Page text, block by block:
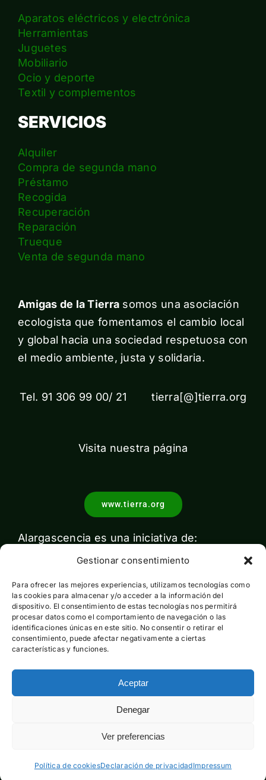
Gestionar consentimiento
Para ofrecer las mejores experiencias, utilizamos tecnologías como
las cookies para almacenar y/o acceder a la información del
dispositivo. El consentimiento de estas tecnologías nos permitirá
procesar datos como el comportamiento de navegación o las
identificaciones únicas en este sitio. No consentir o retirar el
consentimiento, puede afectar negativamente a ciertas
características y funciones.
Aceptar
Denegar
Ver preferencias
Política de cookiesDeclaración de privacidadImpressum
Aparatos eléctricos y electrónica
Herramientas
Juguetes
Mobiliario
Ocio y deporte
Textil y complementos
SERVICIOS
Alquiler
Compra de segunda mano
Préstamo
Recogida
Recuperación
Reparación
Trueque
Venta de segunda mano
Amigas de la Tierra somos una asociación
ecologista que fomentamos el cambio local
y global hacia una sociedad respetuosa con
el medio ambiente, justa y solidaria.
Tel. 91 306 99 00/ 21 tierra[@]tierra.org
Visita nuestra página
www.tierra.org
Alargascencia es una iniciativa de:
Con el apoyo de:
Esta actividad ha sido financiada por el Ministerio para la